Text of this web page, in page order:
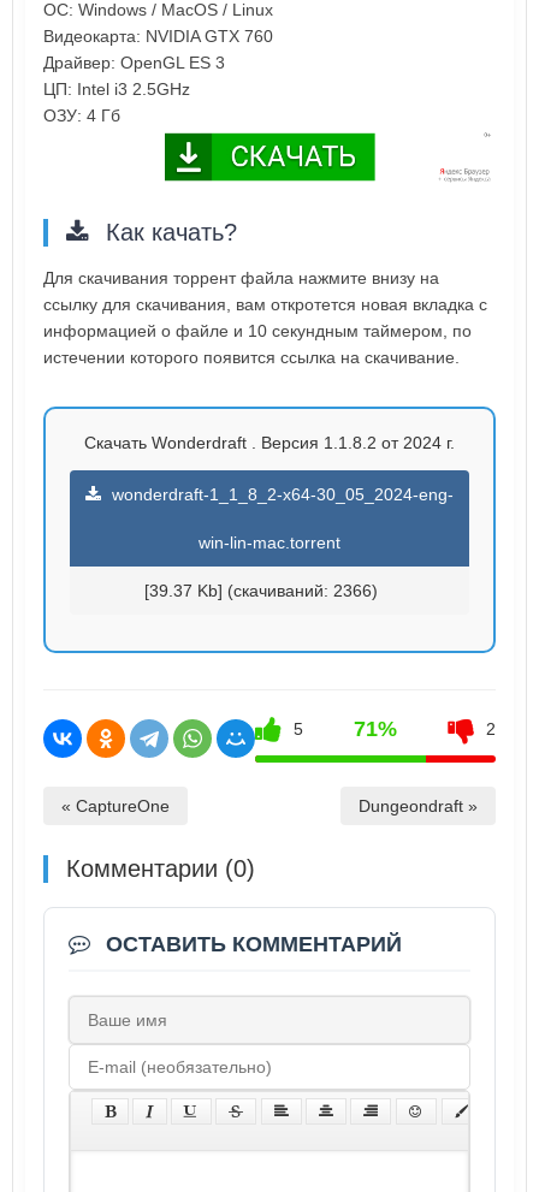
ОС: Windows / MacOS / Linux
Видеокарта: NVIDIA GTX 760
Драйвер: OpenGL ES 3
ЦП: Intel i3 2.5GHz
ОЗУ: 4 Гб
Как качать?
Для скачивания торрент файла нажмите внизу на
ссылку для скачивания, вам откротется новая вкладка с
информацией о файле и 10 секундным таймером, по
истечении которого появится ссылка на скачивание.
Скачать Wonderdraft . Версия 1.1.8.2 от 2024 г.
wonderdraft-1_1_8_2-x64-30_05_2024-eng-
win-lin-mac.torrent
[39.37 Kb] (cкачиваний: 2366)
5 71% 2
« CaptureOne Dungeondraft »
Комментарии (0)
ОСТАВИТЬ КОММЕНТАРИЙ